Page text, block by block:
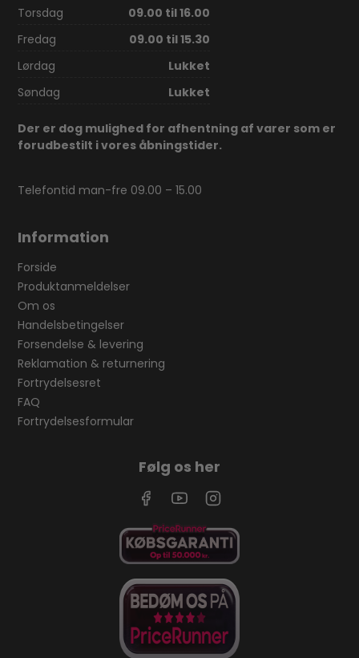
Torsdag
09.00 til 16.00
Fredag
09.00 til 15.30
Lørdag
Lukket
Søndag
Lukket
Der er dog mulighed for afhentning af varer som er
forudbestilt i vores åbningstider.
Telefontid man-fre 09.00 – 15.00
Information
Forside
Produktanmeldelser
Om os
Handelsbetingelser
Forsendelse & levering
Reklamation & returnering
Fortrydelsesret
FAQ
Fortrydelsesformular
Følg os her